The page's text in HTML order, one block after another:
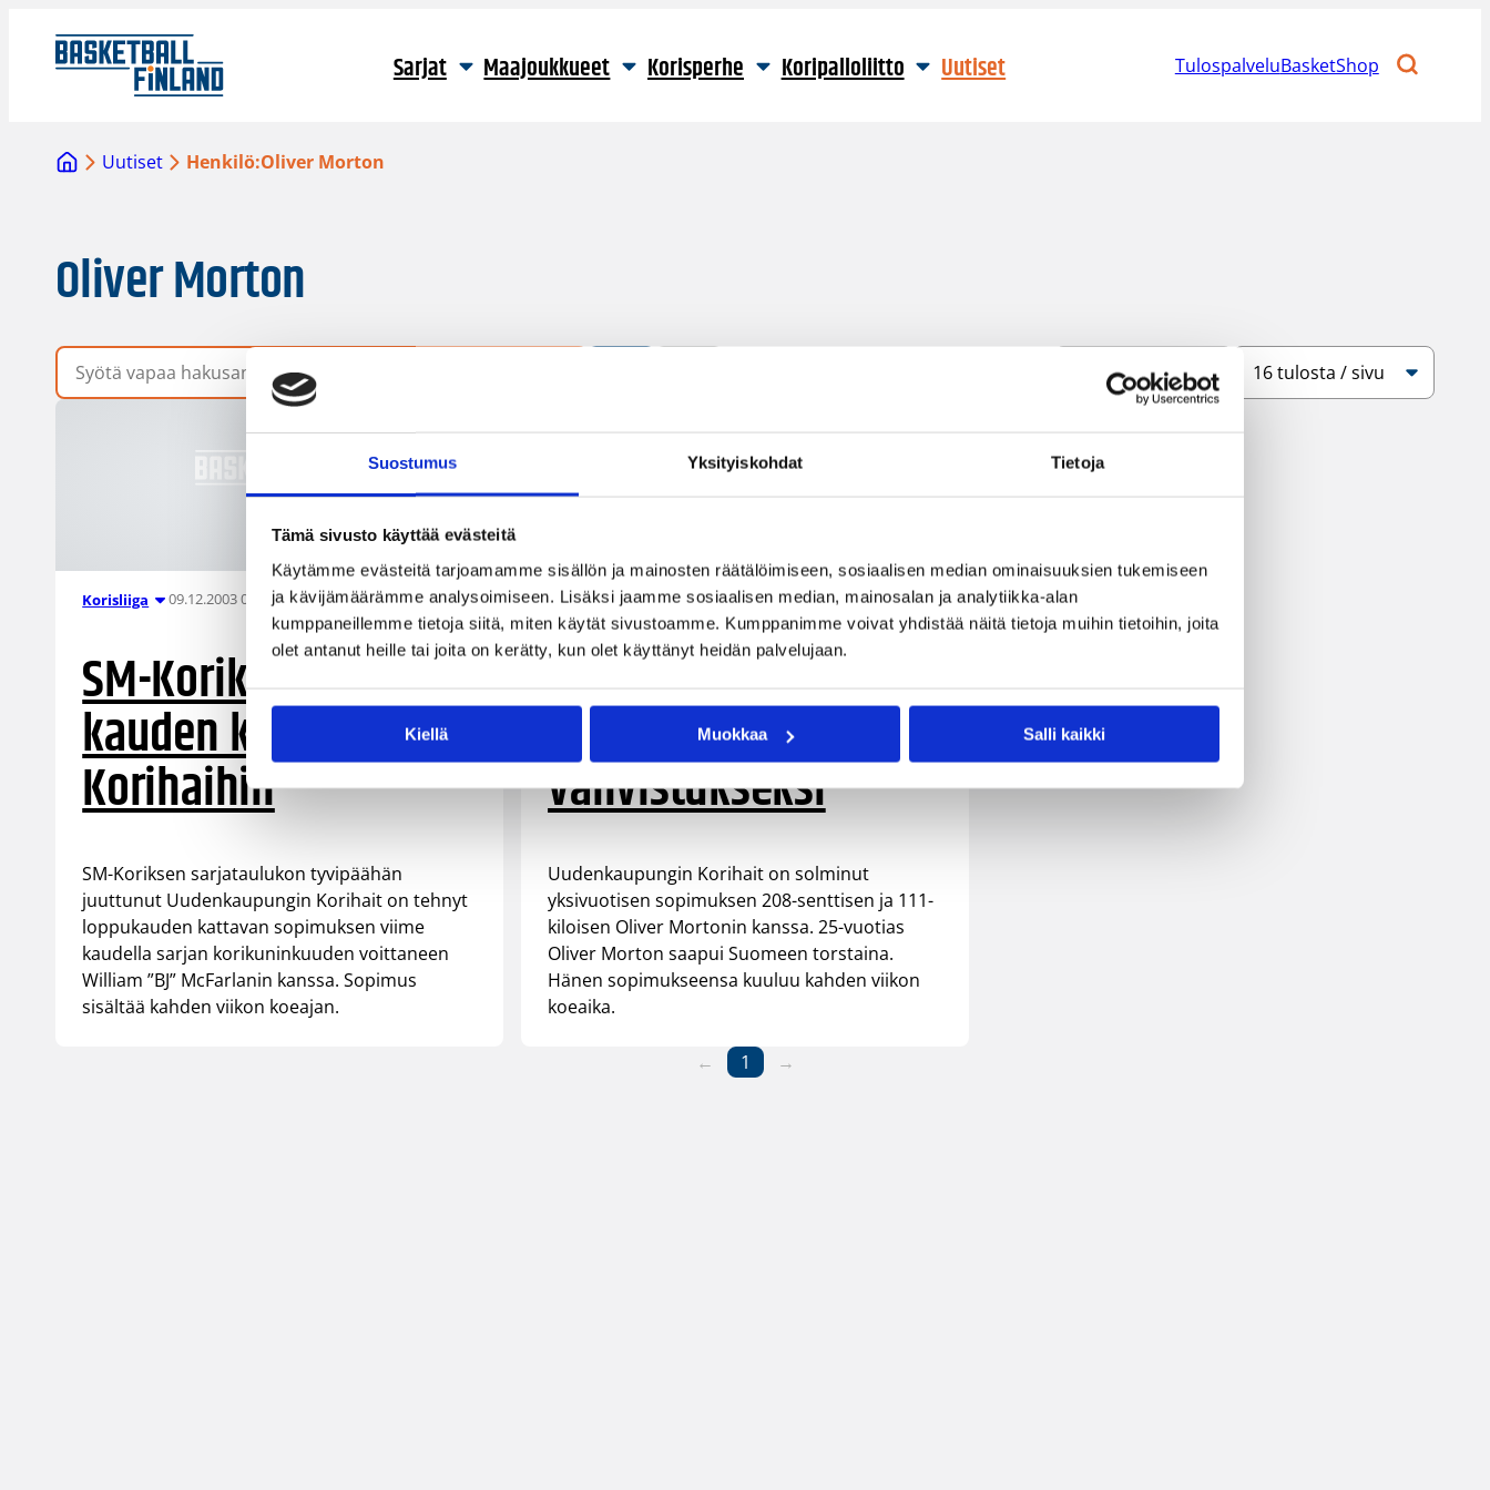
Suostumus Yksityiskohdat Tietoja
Tämä sivusto käyttää evästeitä
Käytämme evästeitä tarjoamamme sisällön ja mainosten räätälöimiseen, sosiaalisen median ominaisuuksien tukemiseen
ja kävijämäärämme analysoimiseen. Lisäksi jaamme sosiaalisen median, mainosalan ja analytiikka-alan
kumppaneillemme tietoja siitä, miten käytät sivustoamme. Kumppanimme voivat yhdistää näitä tietoja muihin tietoihin, joita
olet antanut heille tai joita on kerätty, kun olet käyttänyt heidän palvelujaan.
Kiellä Muokkaa Salli kaikki
Sarjat Maajoukkueet Korisperhe Koripalloliitto Uutiset TulospalveluBasketShop
Uutiset Henkilö:Oliver Morton
Oliver Morton
Vapaa hakusana
Korisliiga 09.12.2003 00:00
SM-Koriksen viime
kauden korikuningas
Korihaihin
SM-Koriksen sarjataulukon tyvipäähän
juuttunut Uudenkaupungin Korihait on tehnyt
loppukauden kattavan sopimuksen viime
kaudella sarjan korikuninkuuden voittaneen
William ”BJ” McFarlanin kanssa. Sopimus
sisältää kahden viikon koeajan.
Korisliiga 18.09.2003 00:00
Oliver Morton
Korihaiden
vahvistukseksi
Uudenkaupungin Korihait on solminut
yksivuotisen sopimuksen 208-senttisen ja 111-
kiloisen Oliver Mortonin kanssa. 25-vuotias
Oliver Morton saapui Suomeen torstaina.
Hänen sopimukseensa kuuluu kahden viikon
koeaika.
← 1 →